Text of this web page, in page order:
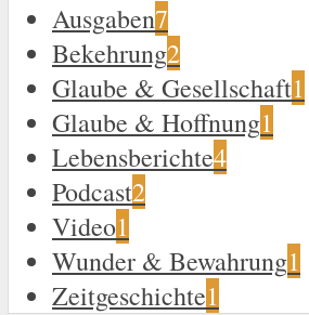
Ausgaben7
Bekehrung2
Glaube & Gesellschaft1
Glaube & Hoffnung1
Lebensberichte4
Podcast2
Video1
Wunder & Bewahrung1
Zeitgeschichte1